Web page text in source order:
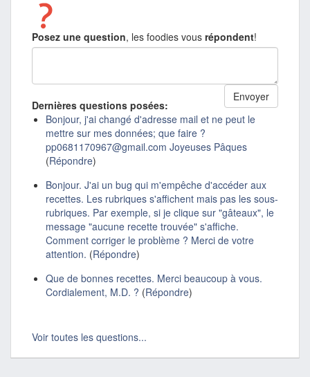
Posez une question, les foodies vous répondent!
Dernières questions posées:
Bonjour, j'ai changé d'adresse mail et ne peut le
mettre sur mes données; que faire ?
pp0681170967@gmail.com Joyeuses Pâques
(Répondre)
Bonjour. J'ai un bug qui m'empêche d'accéder aux
recettes. Les rubriques s'affichent mais pas les sous-
rubriques. Par exemple, si je clique sur "gâteaux", le
message "aucune recette trouvée" s'affiche.
Comment corriger le problème ? Merci de votre
attention. (Répondre)
Que de bonnes recettes. Merci beaucoup à vous.
Cordialement, M.D. ? (Répondre)
Voir toutes les questions...